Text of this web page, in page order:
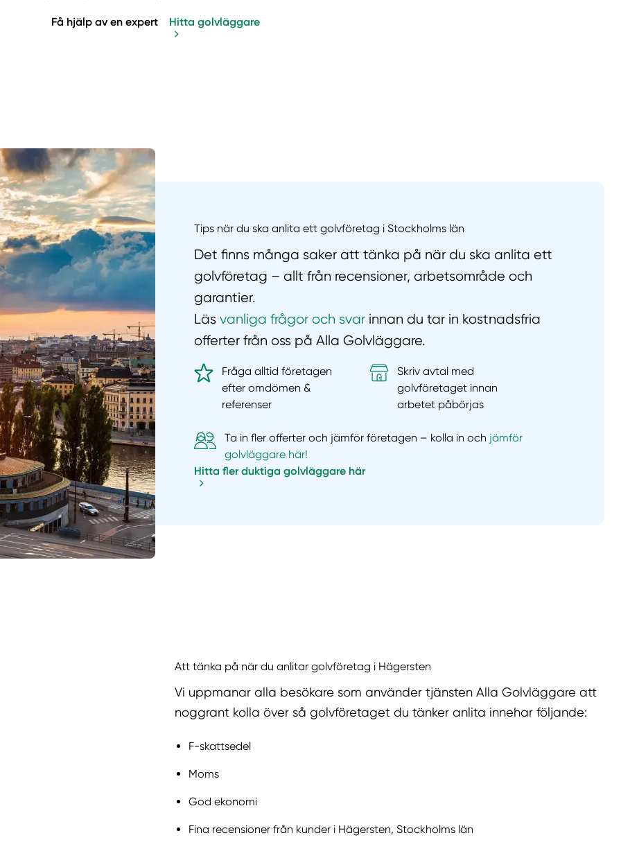
Få hjälp av en expert Hitta golvläggare
Tips när du ska anlita ett golvföretag i Stockholms län
Det finns många saker att tänka på när du ska anlita ett
golvföretag – allt från recensioner, arbetsområde och
garantier.
Läs vanliga frågor och svar innan du tar in kostnadsfria
offerter från oss på Alla Golvläggare.
Fråga alltid företagen
efter omdömen &
referenser
Skriv avtal med
golvföretaget innan
arbetet påbörjas
Ta in fler offerter och jämför företagen – kolla in och jämför
golvläggare här!
Hitta fler duktiga golvläggare här
Att tänka på när du anlitar golvföretag i Hägersten
Vi uppmanar alla besökare som använder tjänsten Alla Golvläggare att
noggrant kolla över så golvföretaget du tänker anlita innehar följande:
F-skattsedel
Moms
God ekonomi
Fina recensioner från kunder i Hägersten, Stockholms län